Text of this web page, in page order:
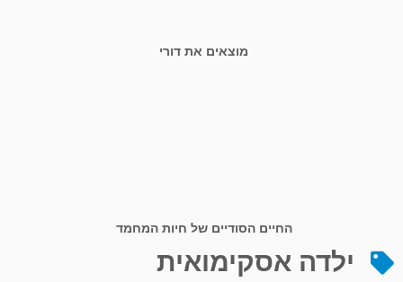
מוצאים את דורי
החיים הסודיים של חיות המחמד
ילדה אסקימואית